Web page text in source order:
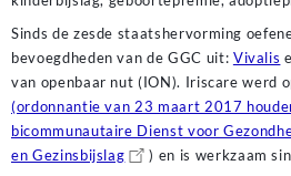
Sinds de zesde staatshervorming
bevoegdheden van de GGC uit: Vivalis
van openbaar nut (ION). Iriscare werd
(ordonnantie van 23 maart 2017
bicommunautaire Dienst voor
en Gezinsbijslag
) en is werkzaam